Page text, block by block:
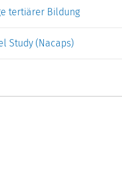
tertiärer Bildung
Study (Nacaps)